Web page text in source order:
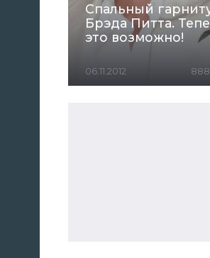
Спальный
Брэда Питта.
это возможно!
06.11.2012